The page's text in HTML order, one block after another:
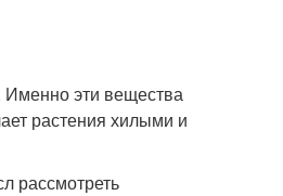
Именно эти вещества
растения хилыми и
рассмотреть